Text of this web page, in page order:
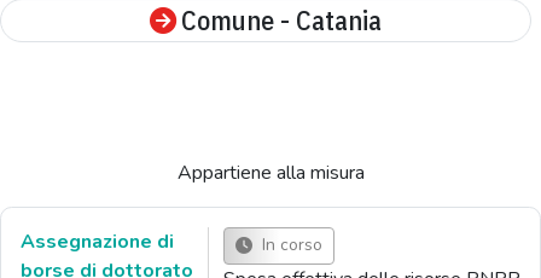
Comune - Catania
Appartiene alla misura
Assegnazione di
borse di dottorato
In corso